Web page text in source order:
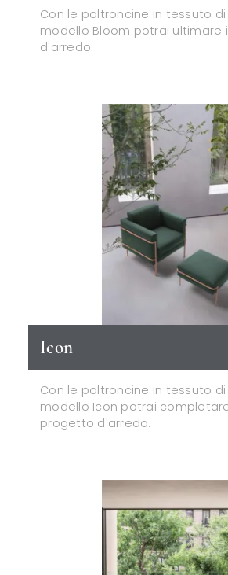
Con le poltroncine in tessuto di
modello Bloom potrai ultimare
d'arredo.
Icon
Con le poltroncine in tessuto di
modello Icon potrai
progetto d'arredo.